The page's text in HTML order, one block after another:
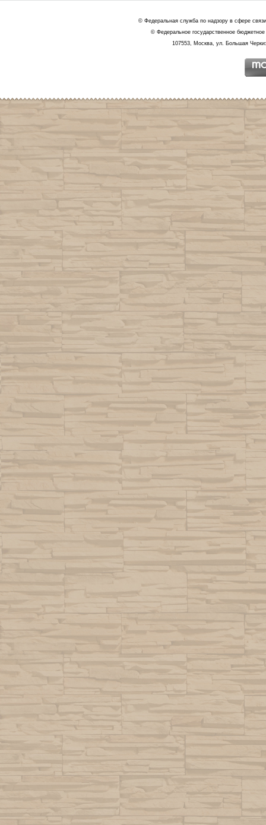
© Федеральная служба по надзору в сфере
© Федеральное государственное
107553, Москва, ул. Большая